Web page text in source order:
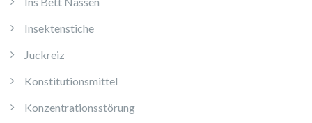
Insektenstiche
Juckreiz
Konstitutionsmittel
Konzentrationsstörung